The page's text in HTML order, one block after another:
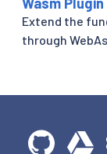
Extend the
through